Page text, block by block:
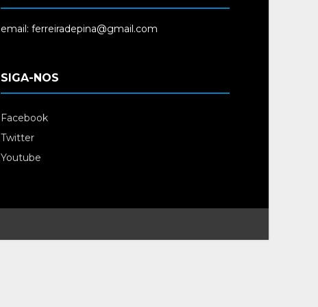
email: ferreiradepina@gmail.com
SIGA-NOS
Facebook
Twitter
Youtube